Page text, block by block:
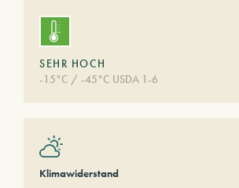
SEHR HOCH
-15°C / -45°C USDA 1-6
Klimawiderstand